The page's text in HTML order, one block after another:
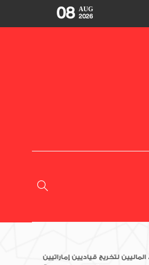
08 AUG
2026
لتخريج قياديين إماراتيين